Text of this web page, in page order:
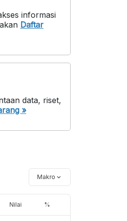
informasi
Daftar
data, riset,
»
Makro
Nilai %